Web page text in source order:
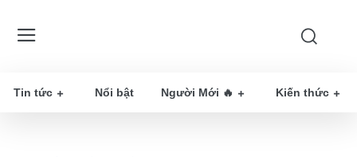
Tin tức Nổi bật Người Mới 🔥 Kiến thức